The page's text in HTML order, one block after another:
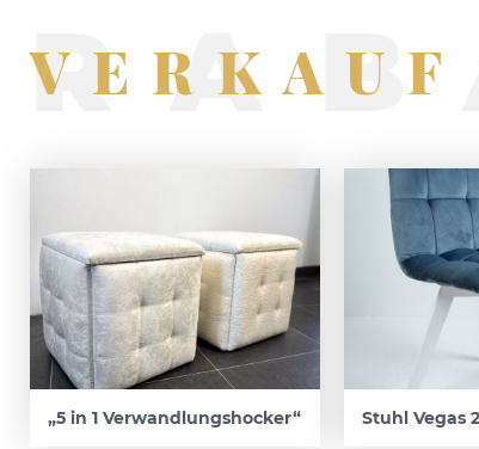
VERKAUF
„5 in 1 Verwandlungshocker“ Stuhl Vegas 2